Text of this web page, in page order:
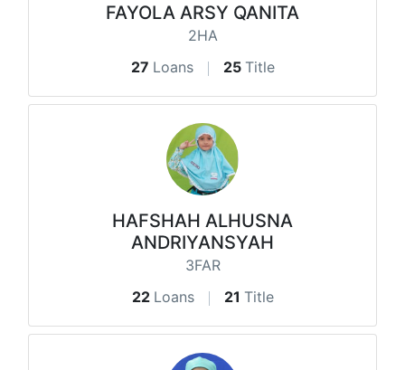
FAYOLA ARSY QANITA
2HA
27 Loans 25 Title
HAFSHAH ALHUSNA
ANDRIYANSYAH
3FAR
22 Loans 21 Title